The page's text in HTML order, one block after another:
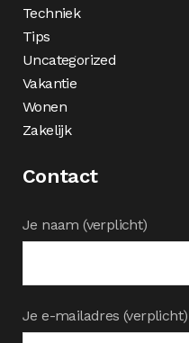
Techniek
Tips
Uncategorized
Vakantie
Wonen
Zakelijk
Contact
Je naam (verplicht)
Je e-mailadres (verplicht)